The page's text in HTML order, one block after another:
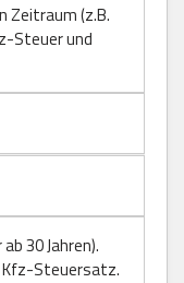
Zeitraum (z.B.
Steuer und
30 Jahren).
Kfz-Steuersatz.